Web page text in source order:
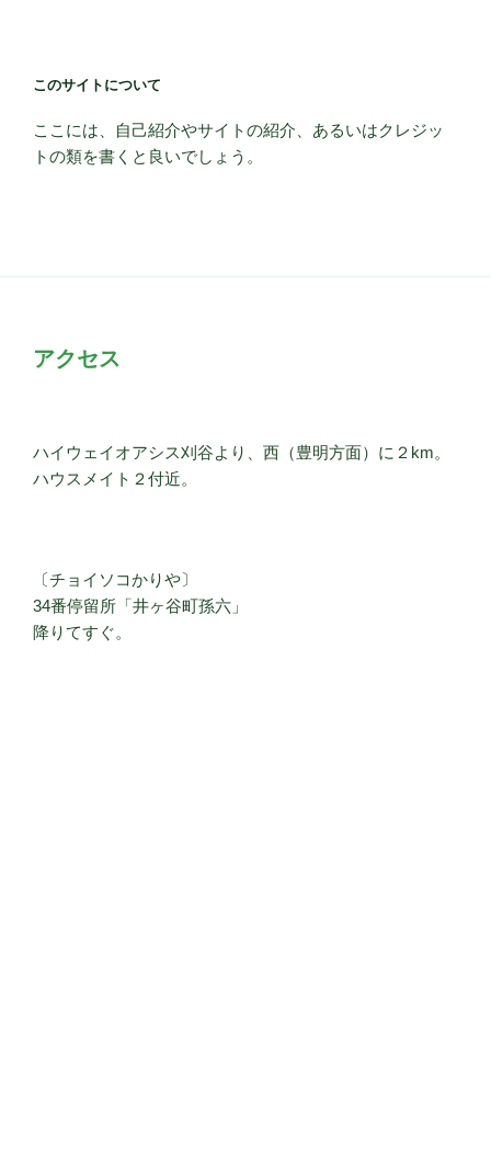
このサイトについて
ここには、自己紹介やサイトの紹介、あるいはクレジッ
トの類を書くと良いでしょう。
アクセス
ハイウェイオアシス刈谷より、西（豊明方面）に２km。
ハウスメイト２付近。
〔チョイソコかりや〕
34番停留所「井ヶ谷町孫六」
降りてすぐ。